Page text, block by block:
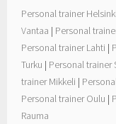
Personal trainer Helsinki
Vantaa | Personal
Personal trainer Lahti |
Turku | Personal trainer
trainer Mikkeli |
Personal trainer Oulu |
Rauma